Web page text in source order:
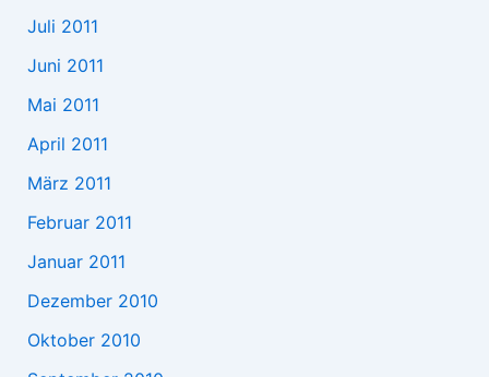
Juli 2011
Juni 2011
Mai 2011
April 2011
März 2011
Februar 2011
Januar 2011
Dezember 2010
Oktober 2010